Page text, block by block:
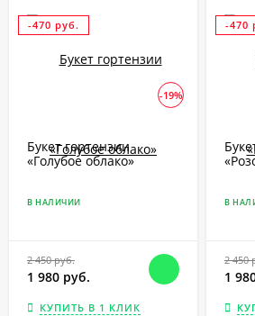
-19%
-470 руб.
Букет гортензии
«Голубое облако»
В НАЛИЧИИ
2 450 руб.
1 980 руб.
КУПИТЬ В 1 КЛИК
-470
В
2 450
1